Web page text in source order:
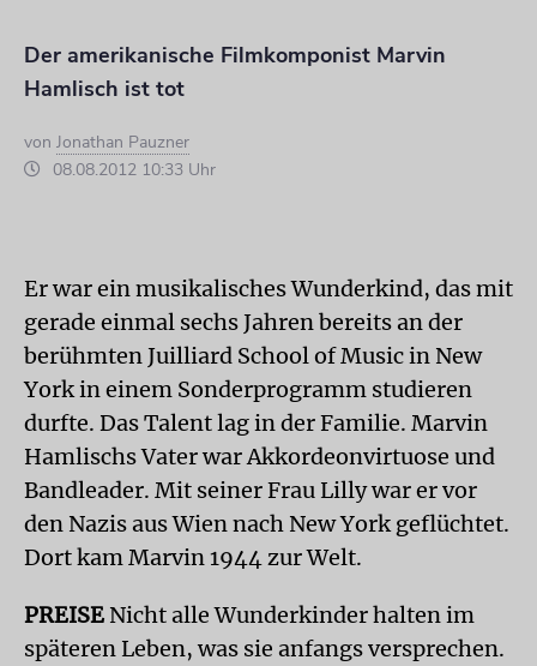
Der amerikanische Filmkomponist Marvin
Hamlisch ist tot
von Jonathan Pauzner
08.08.2012 10:33 Uhr
Er war ein musikalisches Wunderkind, das mit
gerade einmal sechs Jahren bereits an der
berühmten Juilliard School of Music in New
York in einem Sonderprogramm studieren
durfte. Das Talent lag in der Familie. Marvin
Hamlischs Vater war Akkordeonvirtuose und
Bandleader. Mit seiner Frau Lilly war er vor
den Nazis aus Wien nach New York geflüchtet.
Dort kam Marvin 1944 zur Welt.
PREISE Nicht alle Wunderkinder halten im
späteren Leben, was sie anfangs versprechen.